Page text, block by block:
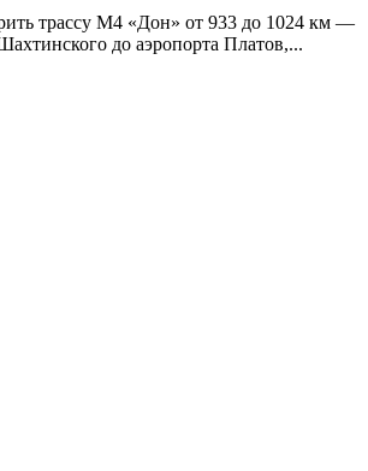
трассу М4 «Дон» от 933 до 1024 км —
до аэропорта Платов,...